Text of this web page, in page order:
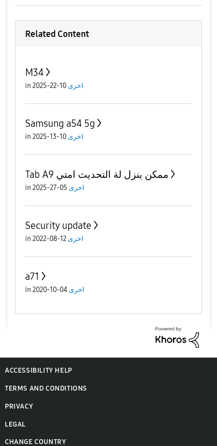
Related Content
M34
in اخرى 10-22-2025
Samsung a54 5g
in اخرى 10-13-2025
Tab A9 ممكن ينزل لة التحديث امتي
in اخرى 05-27-2025
Security update
in اخرى 12-08-2022
a71
in اخرى 04-10-2020
ACCESSIBILITY HELP
TERMS AND CONDITIONS
PRIVACY
LEGAL
CHANGE COUNTRY